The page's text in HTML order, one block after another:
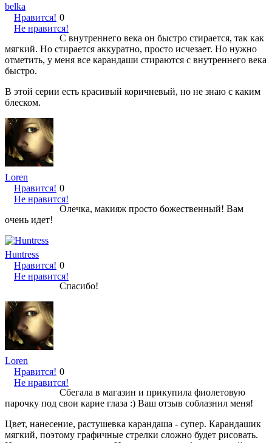
belka
Нравится!
Не нравится!
0
С внутреннего века он быстро стирается, так как
мягкий. Но стирается аккуратно, просто исчезает. Но нужно
отметить, у меня все карандаши стираются с внутреннего века
быстро.
В этой серии есть красивый коричневый, но не знаю с каким
блеском.
Loren
Нравится!
Не нравится!
0
Олечка, макияж просто божественный! Вам
очень идет!
Huntress
Нравится!
Не нравится!
0
Спасибо!
Loren
Нравится!
Не нравится!
0
Сбегала в магазин и прикупила фиолетовую
парочку под свои карие глаза :) Ваш отзыв соблазнил меня!
Цвет, нанесение, растушевка карандаша - супер. Карандашик
мягкий, поэтому графичные стрелки сложно будет рисовать.